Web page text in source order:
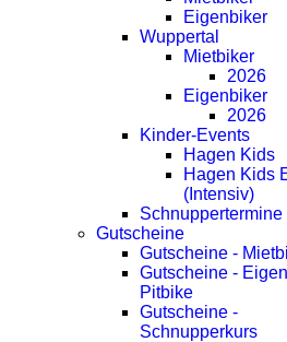
Eigenbiker
Wuppertal
Mietbiker
2026
Eigenbiker
2026
Kinder-Events
Hagen Kids
Hagen Kids
(Intensiv)
Schnuppertermine
Gutscheine
Gutscheine -
Gutscheine -
Pitbike
Gutscheine -
Schnupperkurs